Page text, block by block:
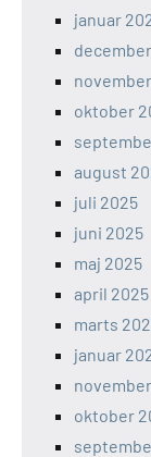
januar
oktober
august
juli 2025
juni 2025
maj 2025
april 2025
marts
januar
oktober